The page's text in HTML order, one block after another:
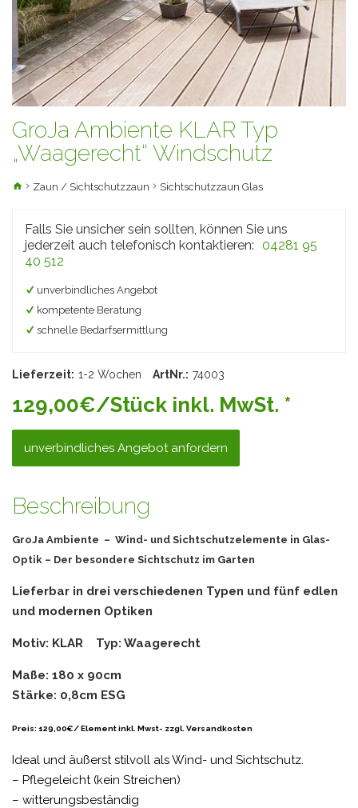
GroJa Ambiente KLAR Typ
„Waagerecht“ Windschutz
Zaun / Sichtschutzzaun Sichtschutzzaun Glas
Falls Sie unsicher sein sollten, können Sie uns
jederzeit auch telefonisch kontaktieren: 04281 95
40 512
unverbindliches Angebot
kompetente Beratung
schnelle Bedarfsermittlung
Lieferzeit: 1-2 Wochen ArtNr.: 74003
129,00€/Stück inkl. MwSt. *
unverbindliches Angebot anfordern
Beschreibung
GroJa Ambiente – Wind- und Sichtschutzelemente in Glas-
Optik – Der besondere Sichtschutz im Garten
Lieferbar in drei verschiedenen Typen und fünf edlen
und modernen Optiken
Motiv: KLAR Typ: Waagerecht
Maße: 180 x 90cm
Stärke: 0,8cm ESG
Preis: 129,00€/ Element inkl. Mwst- zzgl. Versandkosten
Ideal und äußerst stilvoll als Wind- und Sichtschutz.
– Pflegeleicht (kein Streichen)
– witterungsbeständig